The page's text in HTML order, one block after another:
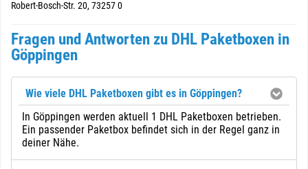
Robert-Bosch-Str. 20, 73257 0
Fragen und Antworten zu DHL Paketboxen in
Göppingen
Wie viele DHL Paketboxen gibt es in Göppingen?
In Göppingen werden aktuell 1 DHL Paketboxen betrieben.
Ein passender Paketbox befindet sich in der Regel ganz in
deiner Nähe.